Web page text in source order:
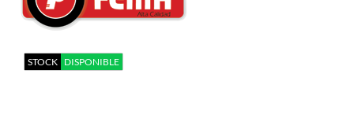
STOCK DISPONIBLE